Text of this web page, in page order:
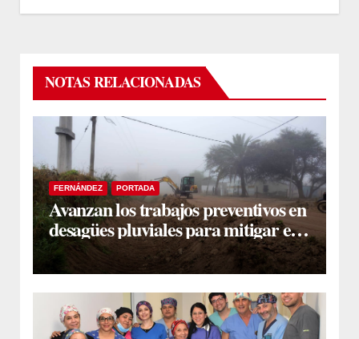
NOTAS RELACIONADAS
FERNÁNDEZ PORTADA
Avanzan los trabajos preventivos en
desagües pluviales para mitigar el
impacto de la temporada de lluvias